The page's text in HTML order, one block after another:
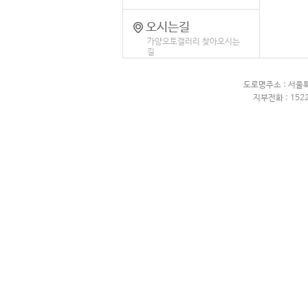
도로명주소 : 서울
지부전화 :
오시는길
가양오토갤러리 찾아오시는
길